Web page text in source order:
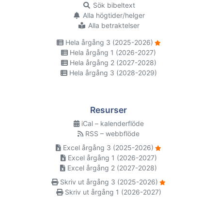
Sök bibeltext
Alla högtider/helger
Alla betraktelser
Hela årgång 3 (2025-2026)
Hela årgång 1 (2026-2027)
Hela årgång 2 (2027-2028)
Hela årgång 3 (2028-2029)
Resurser
iCal – kalenderflöde
RSS – webbflöde
Excel årgång 3 (2025-2026)
Excel årgång 1 (2026-2027)
Excel årgång 2 (2027-2028)
Skriv ut årgång 3 (2025-2026)
Skriv ut årgång 1 (2026-2027)